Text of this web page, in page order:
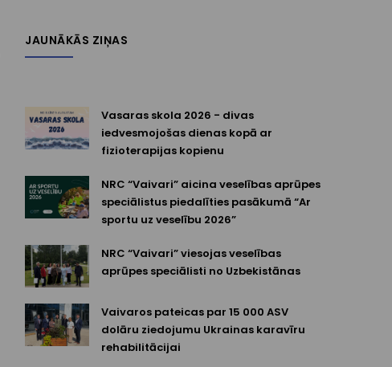
JAUNĀKĀS ZIŅAS
Vasaras skola 2026 - divas
iedvesmojošas dienas kopā ar
fizioterapijas kopienu
NRC “Vaivari” aicina veselības aprūpes
speciālistus piedalīties pasākumā “Ar
sportu uz veselību 2026”
NRC “Vaivari” viesojas veselības
aprūpes speciālisti no Uzbekistānas
Vaivaros pateicas par 15 000 ASV
dolāru ziedojumu Ukrainas karavīru
rehabilitācijai